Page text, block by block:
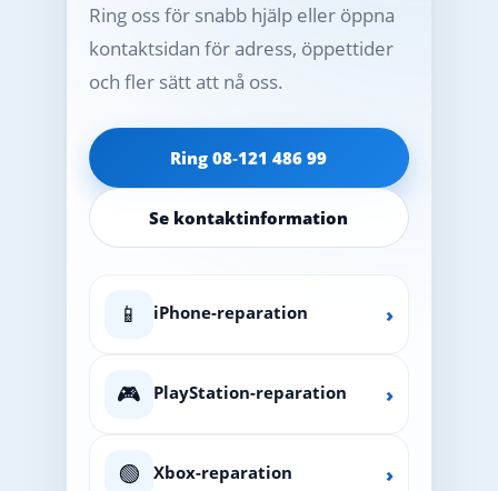
Ring oss för snabb hjälp eller öppna
kontaktsidan för adress, öppettider
och fler sätt att nå oss.
Ring 08‑121 486 99
Se kontaktinformation
📱 iPhone-reparation ›
🎮 PlayStation-reparation ›
🟢 Xbox-reparation ›